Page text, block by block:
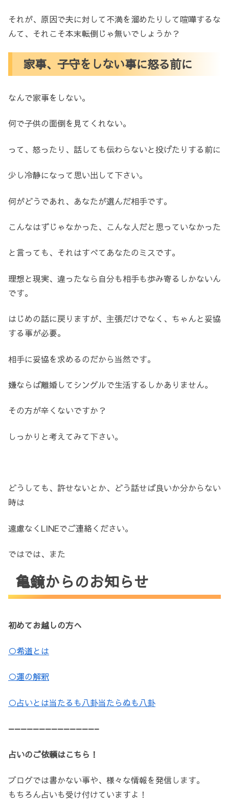
それが、原因で夫に対して不満を溜めたりして喧嘩するな
んて、それこそ本末転倒じゃ無いでしょうか？
家事、子守をしない事に怒る前に
なんで家事をしない。
何で子供の面倒を見てくれない。
って、怒ったり、話しても伝わらないと投げたりする前に
少し冷静になって思い出して下さい。
何がどうであれ、あなたが選んだ相手です。
こんなはずじゃなかった、こんな人だと思っていなかった
と言っても、それはすべてあなたのミスです。
理想と現実、違ったなら自分も相手も歩み寄るしかないん
です。
はじめの話に戻りますが、主張だけでなく、ちゃんと妥協
する事が必要。
相手に妥協を求めるのだから当然です。
嫌ならば離婚してシングルで生活するしかありません。
その方が辛くないですか？
しっかりと考えてみて下さい。
どうしても、許せないとか、どう話せば良いか分からない
時は
遠慮なくLINEでご連絡ください。
ではでは、また
亀鏡からのお知らせ
初めてお越しの方へ
○希道とは
○運の解釈
○占いとは当たるも八卦当たらぬも八卦
——————————————–
占いのご依頼はこちら！
ブログでは書かない事や、様々な情報を発信します。
もちろん占いも受け付けていますよ！